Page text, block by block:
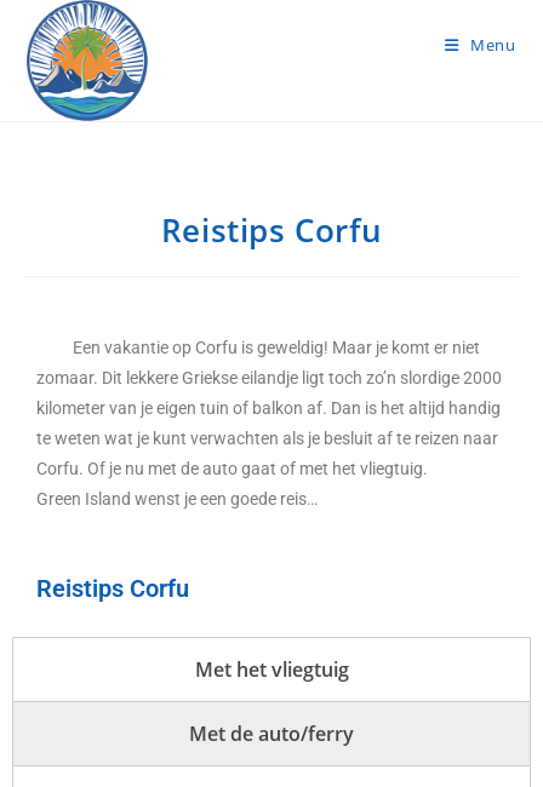
Menu
Reistips Corfu
Een vakantie op Corfu is geweldig! Maar je komt er niet
zomaar. Dit lekkere Griekse eilandje ligt toch zo’n slordige 2000
kilometer van je eigen tuin of balkon af. Dan is het altijd handig
te weten wat je kunt verwachten als je besluit af te reizen naar
Corfu. Of je nu met de auto gaat of met het vliegtuig.
Green Island wenst je een goede reis…
Reistips Corfu
Met het vliegtuig
Met de auto/ferry